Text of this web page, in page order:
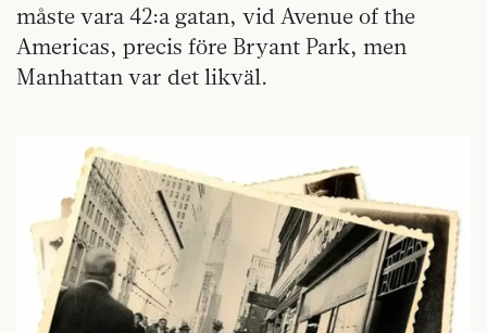
måste vara 42:a gatan, vid Avenue of the
Americas, precis före Bryant Park, men
Manhattan var det likväl.